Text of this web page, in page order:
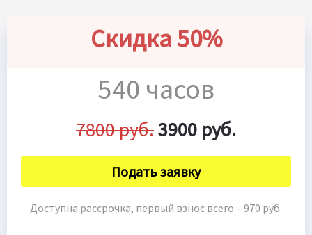
Скидка 50%
540 часов
7800 руб.3900 руб.
Подать заявку
Доступна рассрочка, первый взнос всего – 970 руб.